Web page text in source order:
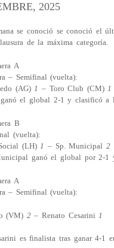
2025
se conoció se conoció el
de la máxima categoría.
A
– Semifinal (vuelta):
(AG)1 – Toro Club (CM)1
el global 2-1 y clasificó a
B
(vuelta):
(LH)1 – Sp. Municipal 2
ganó el global por 2-1
A
– Semifinal (vuelta):
(VM) 2 – Renato Cesarini1
es finalista tras ganar 4-1